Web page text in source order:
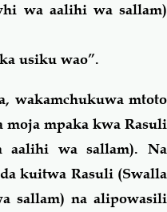
wa aalihi wa sallam)
usiku wao”.
wakamchukuwa mtoto
moja mpaka kwa Rasuli
aalihi wa sallam). Na
kuitwa Rasuli (Swalla
sallam) na alipowasili